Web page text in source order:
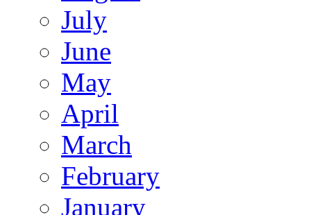
July
June
May
April
March
February
January